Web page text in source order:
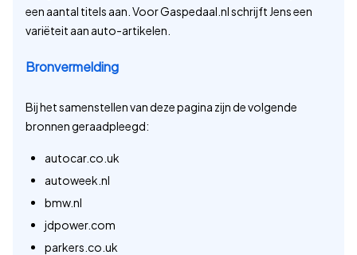
een aantal titels aan. Voor Gaspedaal.nl schrijft Jens een
variëteit aan auto-artikelen.
Bronvermelding
Bij het samenstellen van deze pagina zijn de volgende
bronnen geraadpleegd:
autocar.co.uk
autoweek.nl
bmw.nl
jdpower.com
parkers.co.uk